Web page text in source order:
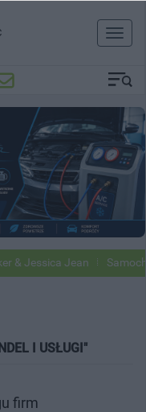
Toggle
& Jessica Jean
I USŁUGI"
firm